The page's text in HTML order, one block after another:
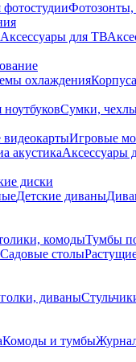
Фотозонты,
Аксессуары для ТВ
охлаждения
Сумки,
Игровые
акустикаАксессуары
диски
Детские диваны
комодыТумбы
Садовые столы
диваны
Комоды и тумбы